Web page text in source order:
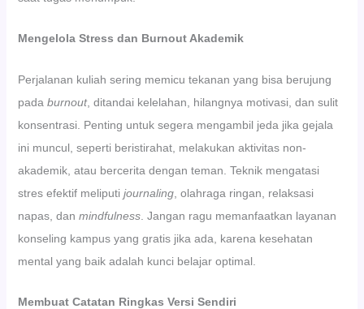
Mengelola Stress dan Burnout Akademik
Perjalanan kuliah sering memicu tekanan yang bisa berujung
pada burnout, ditandai kelelahan, hilangnya motivasi, dan sulit
konsentrasi. Penting untuk segera mengambil jeda jika gejala
ini muncul, seperti beristirahat, melakukan aktivitas non-
akademik, atau bercerita dengan teman. Teknik mengatasi
stres efektif meliputi journaling, olahraga ringan, relaksasi
napas, dan mindfulness. Jangan ragu memanfaatkan layanan
konseling kampus yang gratis jika ada, karena kesehatan
mental yang baik adalah kunci belajar optimal.
Membuat Catatan Ringkas Versi Sendiri